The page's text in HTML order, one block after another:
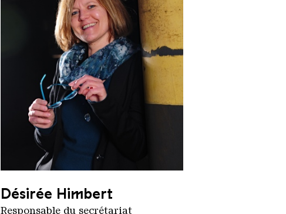
Desiree Himbeert 2000
Désirée Himbert
Responsable du secrétariat